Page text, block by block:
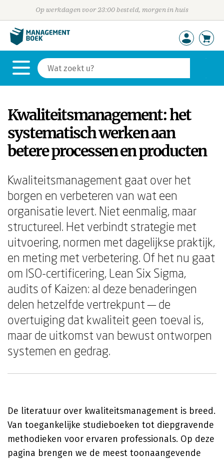
Op werkdagen voor 23:00 besteld, morgen in huis
Kwaliteitsmanagement: het
systematisch werken aan
betere processen en producten
Kwaliteitsmanagement gaat over het
borgen en verbeteren van wat een
organisatie levert. Niet eenmalig, maar
structureel. Het verbindt strategie met
uitvoering, normen met dagelijkse praktijk,
en meting met verbetering. Of het nu gaat
om ISO-certificering, Lean Six Sigma,
audits of Kaizen: al deze benaderingen
delen hetzelfde vertrekpunt — de
overtuiging dat kwaliteit geen toeval is,
maar de uitkomst van bewust ontworpen
systemen en gedrag.
De literatuur over kwaliteitsmanagement is breed.
Van toegankelijke studieboeken tot diepgravende
methodieken voor ervaren professionals. Op deze
pagina brengen we de meest toonaangevende